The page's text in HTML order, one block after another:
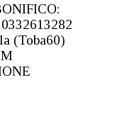
(Toba60)